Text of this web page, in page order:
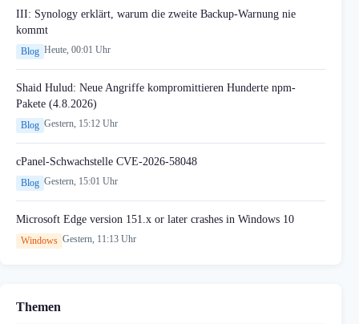
III: Synology erklärt, warum die zweite Backup-Warnung nie
kommt
Blog Heute, 00:01 Uhr
Shaid Hulud: Neue Angriffe kompromittieren Hunderte npm-
Pakete (4.8.2026)
Blog Gestern, 15:12 Uhr
cPanel-Schwachstelle CVE-2026-58048
Blog Gestern, 15:01 Uhr
Microsoft Edge version 151.x or later crashes in Windows 10
Windows Gestern, 11:13 Uhr
Themen